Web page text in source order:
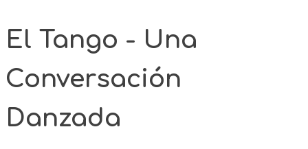
El Tango - Una
Conversación
Danzada